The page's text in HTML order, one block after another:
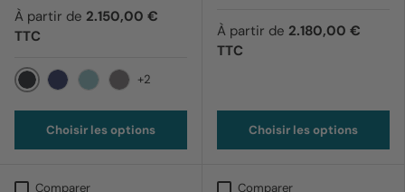
À partir de 2.150,00 €
TTC
012 Noir
+2
Choisir les options
À partir de 2.180,00 €
TTC
Choisir les options
Comparer Comparer